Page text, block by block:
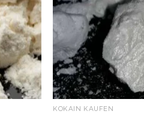
KOKAIN KAUFEN